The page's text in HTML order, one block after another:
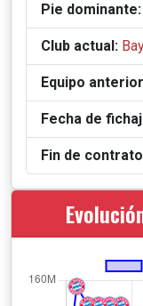
Pie dominante:
Club actual:
Equipo
Fecha de
Fin de